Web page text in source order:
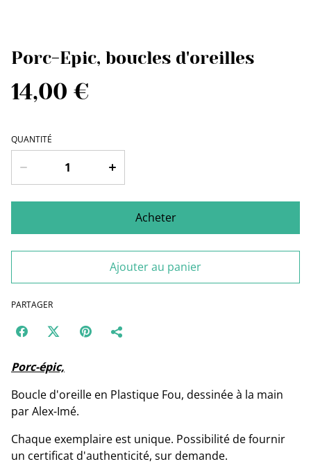
Porc-Epic, boucles d'oreilles
14,00 €
QUANTITÉ
Acheter
Ajouter au panier
PARTAGER
Porc-épic,
Boucle d'oreille en Plastique Fou, dessinée à la main
par Alex-Imé.
Chaque exemplaire est unique. Possibilité de fournir
un certificat d'authenticité, sur demande.